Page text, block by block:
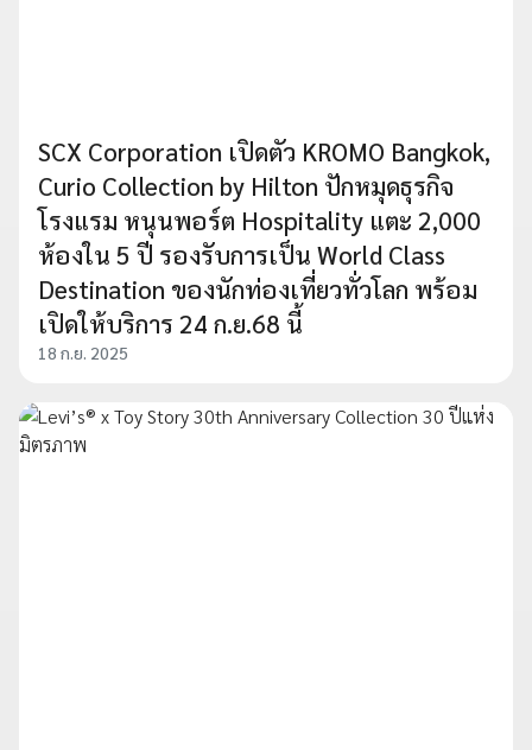
SCX Corporation เปิดตัว KROMO Bangkok,
Curio Collection by Hilton ปักหมุดธุรกิจ
โรงแรม หนุนพอร์ต Hospitality แตะ 2,000
ห้องใน 5 ปี รองรับการเป็น World Class
Destination ของนักท่องเที่ยวทั่วโลก พร้อม
เปิดให้บริการ 24 ก.ย.68 นี้
18 ก.ย. 2025